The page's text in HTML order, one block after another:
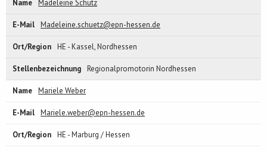
Madeleine Schütz
Madeleine.schuetz@epn-hessen.de
HE - Kassel, Nordhessen
Regionalpromotorin Nordhessen
Mariele Weber
Mariele.weber@epn-hessen.de
HE - Marburg / Hessen